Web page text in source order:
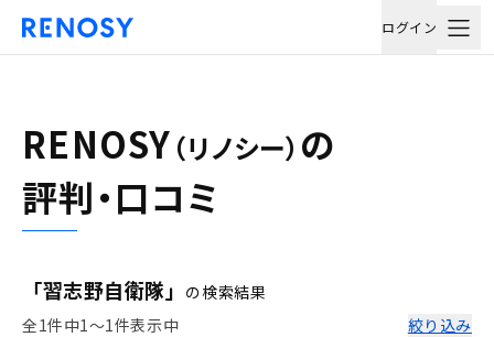
ログイン
RENOSY （リノシー） の
評判・口コミ
「習志野自衛隊」 の検索結果
全1件中1〜1件表示中
絞り込み